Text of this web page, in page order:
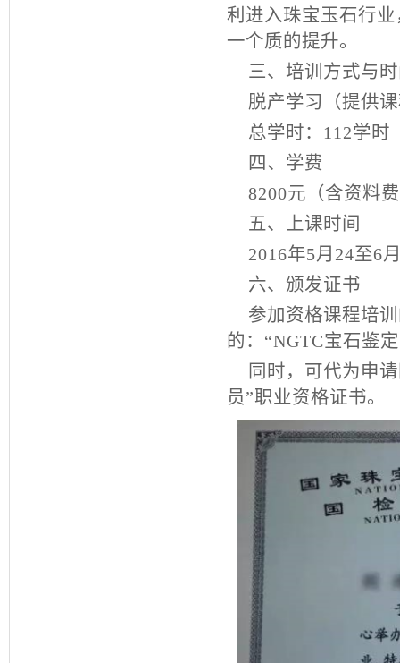
利进入珠宝玉石行
一个质的提升。
三、培训方式与
脱产学习（提供
总学时： 112学时
四、学费
8200元（含资料
五、上课时间
2016年5月 24至6
六、颁发证书
参加资格课程培
的：“NGTC宝石鉴
同时，可代为申
员”职业资格证书。